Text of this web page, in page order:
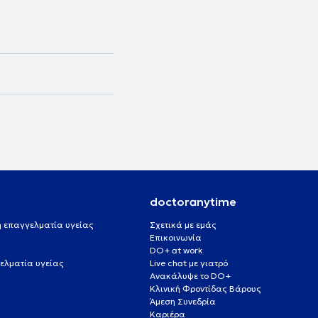
επαγγελματία υγείας
υγείας
doctoranytime
Σχετικά με εμάς
Επικοινωνία
DO+ at work
Live chat με γιατρό
Ανακάλυψε το DO+
Κλινική Φροντίδας Βάρους
Άμεση Συνεδρία
Καριέρα